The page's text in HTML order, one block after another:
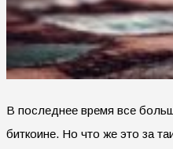
В последнее время все
биткоине. Но что же это за